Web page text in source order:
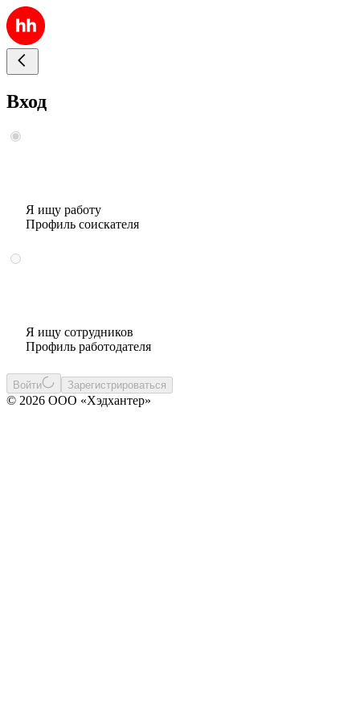
Вход
Я ищу работу
Профиль соискателя
Я ищу сотрудников
Профиль работодателя
Войти Зарегистрироваться
© 2026 ООО «Хэдхантер»